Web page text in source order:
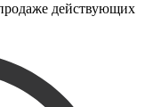
действующих